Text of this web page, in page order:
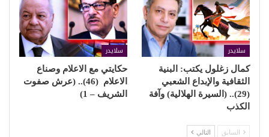
سلايدر
كمال زغلول يكتب: البنية
الثقافية والإبداع الشعبي
(29).. (السيرة الهلالية) وآفة
الكذب
سلايدر
حكايتي مع الاعلام وصناع
الاعلام (46).. (عرش صفوت
الشريف – 1)
السابق التالي